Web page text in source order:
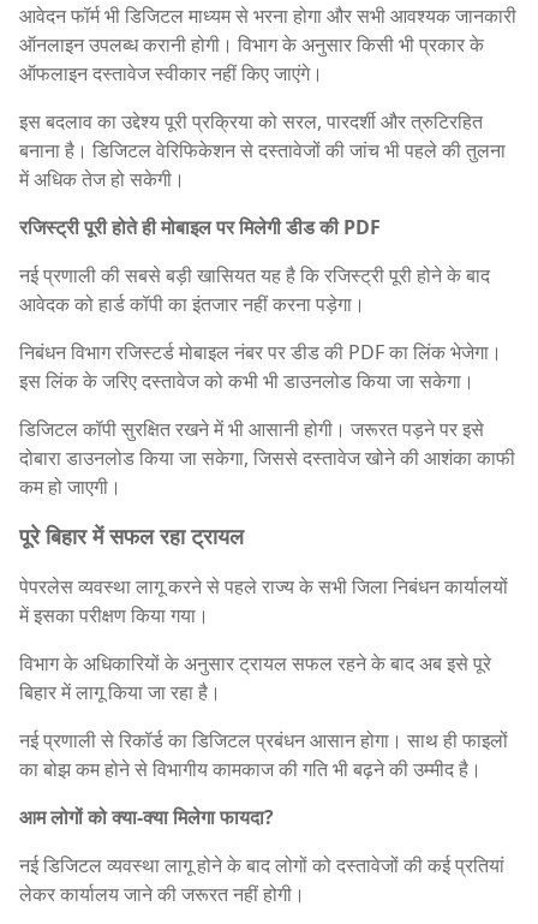
आवेदन फॉर्म भी डिजिटल माध्यम से भरना होगा और सभी आवश्यक जानकारी
ऑनलाइन उपलब्ध करानी होगी। विभाग के अनुसार किसी भी प्रकार के
ऑफलाइन दस्तावेज स्वीकार नहीं किए जाएंगे।
इस बदलाव का उद्देश्य पूरी प्रक्रिया को सरल, पारदर्शी और त्रुटिरहित
बनाना है। डिजिटल वेरिफिकेशन से दस्तावेजों की जांच भी पहले की तुलना
में अधिक तेज हो सकेगी।
रजिस्ट्री पूरी होते ही मोबाइल पर मिलेगी डीड की PDF
नई प्रणाली की सबसे बड़ी खासियत यह है कि रजिस्ट्री पूरी होने के बाद
आवेदक को हार्ड कॉपी का इंतजार नहीं करना पड़ेगा।
निबंधन विभाग रजिस्टर्ड मोबाइल नंबर पर डीड की PDF का लिंक भेजेगा।
इस लिंक के जरिए दस्तावेज को कभी भी डाउनलोड किया जा सकेगा।
डिजिटल कॉपी सुरक्षित रखने में भी आसानी होगी। जरूरत पड़ने पर इसे
दोबारा डाउनलोड किया जा सकेगा, जिससे दस्तावेज खोने की आशंका काफी
कम हो जाएगी।
पूरे बिहार में सफल रहा ट्रायल
पेपरलेस व्यवस्था लागू करने से पहले राज्य के सभी जिला निबंधन कार्यालयों
में इसका परीक्षण किया गया।
विभाग के अधिकारियों के अनुसार ट्रायल सफल रहने के बाद अब इसे पूरे
बिहार में लागू किया जा रहा है।
नई प्रणाली से रिकॉर्ड का डिजिटल प्रबंधन आसान होगा। साथ ही फाइलों
का बोझ कम होने से विभागीय कामकाज की गति भी बढ़ने की उम्मीद है।
आम लोगों को क्या-क्या मिलेगा फायदा?
नई डिजिटल व्यवस्था लागू होने के बाद लोगों को दस्तावेजों की कई प्रतियां
लेकर कार्यालय जाने की जरूरत नहीं होगी।